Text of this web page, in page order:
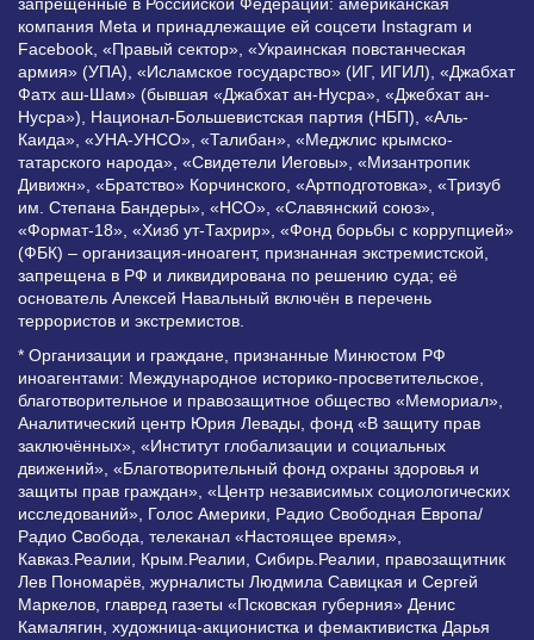
компания Meta и принадлежащие ей соцсети Instagram и
Facebook, «Правый сектор», «Украинская повстанческая
армия» (УПА), «Исламское государство» (ИГ, ИГИЛ), «Джабхат
Фатх аш-Шам» (бывшая «Джабхат ан-Нусра», «Джебхат ан-
Нусра»), Национал-Большевистская партия (НБП), «Аль-
Каида», «УНА-УНСО», «Талибан», «Меджлис крымско-
татарского народа», «Свидетели Иеговы», «Мизантропик
Дивижн», «Братство» Корчинского, «Артподготовка», «Тризуб
им. Степана Бандеры», «НСО», «Славянский союз»,
«Формат-18», «Хизб ут-Тахрир», «Фонд борьбы с коррупцией»
(ФБК) – организация-иноагент, признанная экстремистской,
запрещена в РФ и ликвидирована по решению суда; её
основатель Алексей Навальный включён в перечень
террористов и экстремистов.
* Организации и граждане, признанные Минюстом РФ
иноагентами: Международное историко-просветительское,
благотворительное и правозащитное общество «Мемориал»,
Аналитический центр Юрия Левады, фонд «В защиту прав
заключённых», «Институт глобализации и социальных
движений», «Благотворительный фонд охраны здоровья и
защиты прав граждан», «Центр независимых социологических
исследований», Голос Америки, Радио Свободная Европа/
Радио Свобода, телеканал «Настоящее время»,
Кавказ.Реалии, Крым.Реалии, Сибирь.Реалии, правозащитник
Лев Пономарёв, журналисты Людмила Савицкая и Сергей
Маркелов, главред газеты «Псковская губерния» Денис
Камалягин, художница-акционистка и фемактивистка Дарья